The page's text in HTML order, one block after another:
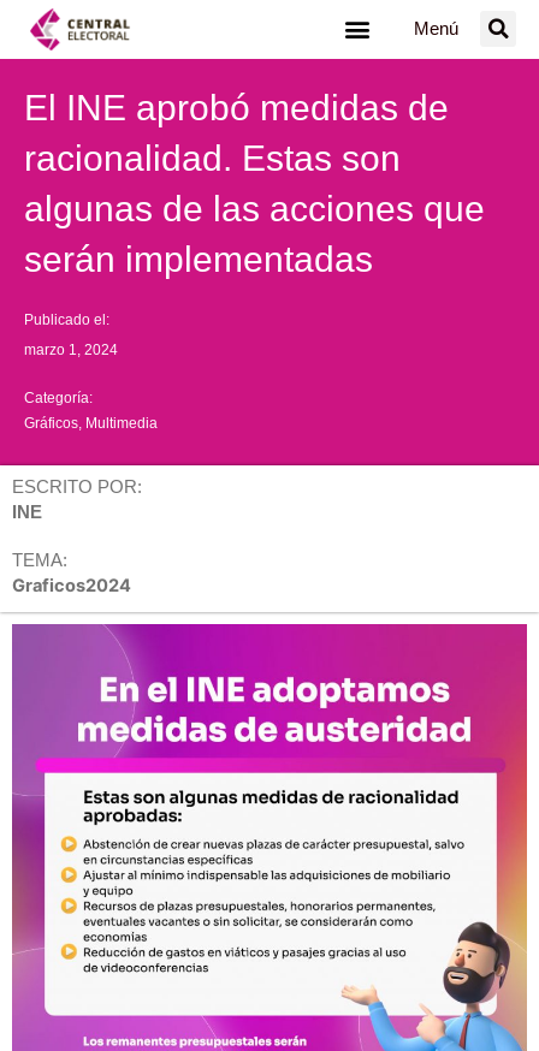
Menú
El INE aprobó medidas de
racionalidad. Estas son
algunas de las acciones que
serán implementadas
Publicado el:
marzo 1, 2024
Categoría:
Gráficos Multimedia
ESCRITO POR:
INE
TEMA:
Graficos2024